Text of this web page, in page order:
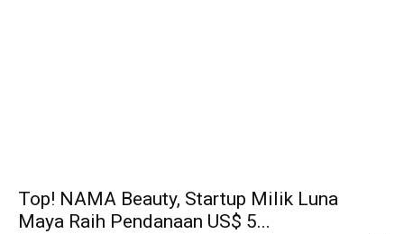
Top! NAMA Beauty, Startup Milik Luna
Maya Raih Pendanaan US$ 5...